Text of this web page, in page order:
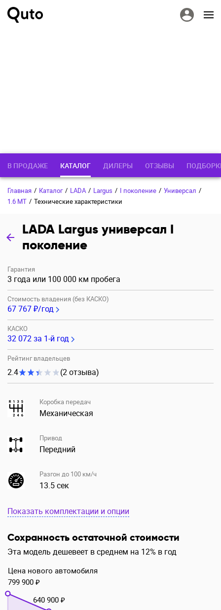
В ПРОДАЖЕ КАТАЛОГ ДИЛЕРЫ ОТЗЫВЫ
Главная / Каталог / LADA / Largus / I поколение / Универсал /
1.6 MT / Технические характеристики
LADA Largus универсал I
поколение
Гарантия
3 года или 100 000 км пробега
Стоимость владения (без КАСКО)
67 767 ₽/год
КАСКО
32 072за 1-й год
Рейтинг владельцев
2.4 (2 отзыва)
Коробка передач
Механическая
Привод
Передний
Разгон до 100 км/ч
13.5 сек
Показать комплектации и опции
Сохранность остаточной стоимости
Эта модель дешевеет в среднем на 12% в год
Цена нового автомобиля
799 900 ₽
640 900 ₽